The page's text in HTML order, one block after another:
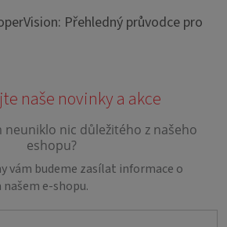
Přehledný průvodce pro
vám budeme zasílat informace o
e-shopu.